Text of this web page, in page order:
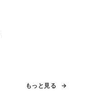
もっと見る